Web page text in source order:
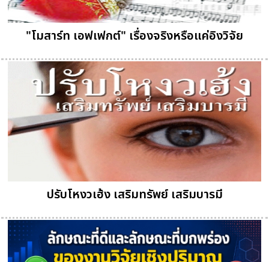
"โมสาร์ท เอฟเฟกต์" เรื่องจริงหรือแค่อิงวิจัย
ปรับโหงวเฮ้ง เสริมทรัพย์ เสริมบารมี